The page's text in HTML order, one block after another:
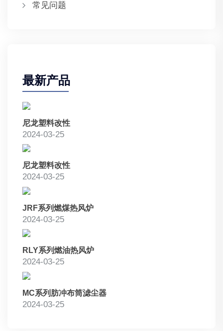
常见问题
最新产品
尼龙塑料改性
2024-03-25
尼龙塑料改性
2024-03-25
JRF系列燃煤热风炉
2024-03-25
RLY系列燃油热风炉
2024-03-25
MC系列肪冲布筒滤尘器
2024-03-25